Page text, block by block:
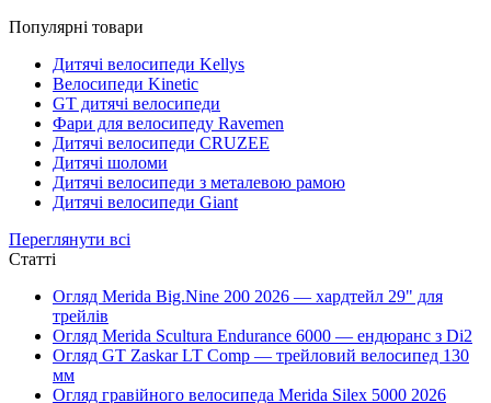
Популярні товари
Дитячі велосипеди Kellys
Велосипеди Kinetic
GT дитячі велосипеди
Фари для велосипеду Ravemen
Дитячі велосипеди CRUZEE
Дитячі шоломи
Дитячі велосипеди з металевою рамою
Дитячі велосипеди Giant
Переглянути всі
Статті
Огляд Merida Big.Nine 200 2026 — хардтейл 29" для
трейлів
Огляд Merida Scultura Endurance 6000 — ендюранс з Di2
Огляд GT Zaskar LT Comp — трейловий велосипед 130
мм
Огляд гравійного велосипеда Merida Silex 5000 2026